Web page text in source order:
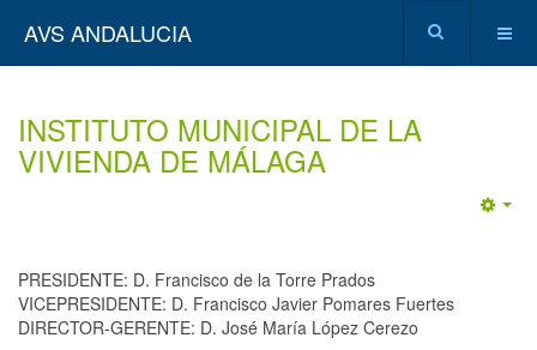
AVS ANDALUCIA
INSTITUTO MUNICIPAL DE LA
VIVIENDA DE MÁLAGA
PRESIDENTE: D. Francisco de la Torre Prados
VICEPRESIDENTE: D. Francisco Javier Pomares Fuertes
DIRECTOR-GERENTE: D. José María López Cerezo